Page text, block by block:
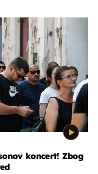
koncert! Zbog